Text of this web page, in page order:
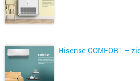
Hisense COMFORT –